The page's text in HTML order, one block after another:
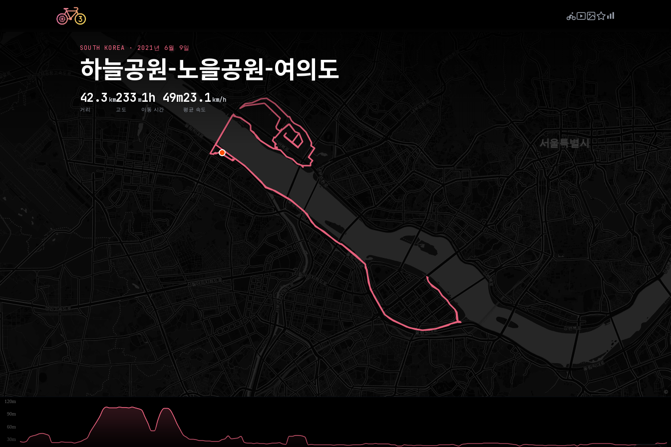
SOUTH KOREA · 2021년 6월 9일
하늘공원-노을공원-여의도
42.3 km
거리
233 m
고도
1h 49m
이동 시간
23.1 km/h
평균 속도
30m
60m
90m
120m